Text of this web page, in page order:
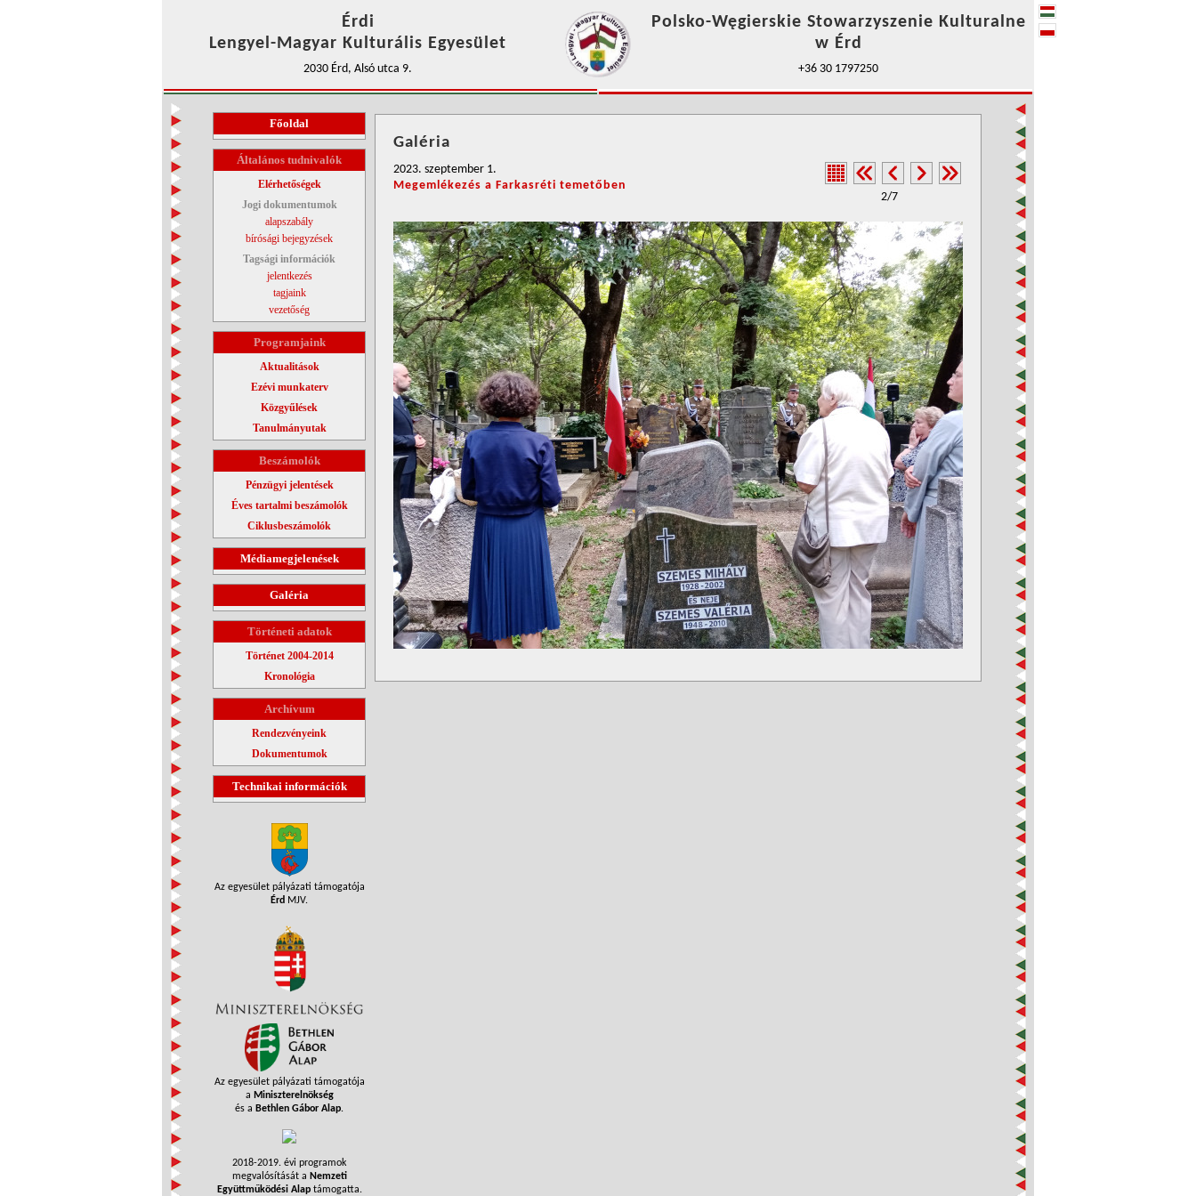
Érdi
Lengyel-Magyar Kulturális Egyesület
2030 Érd, Alsó utca 9.
Polsko-Węgierskie Stowarzyszenie Kulturalne
w Érd
+36 30 1797250
Főoldal
Általános tudnivalók
Elérhetőségek
Jogi dokumentumok
alapszabály
bírósági bejegyzések
Tagsági információk
jelentkezés
tagjaink
vezetőség
Programjaink
Aktualitások
Ezévi munkaterv
Közgyűlések
Tanulmányutak
Beszámolók
Pénzügyi jelentések
Éves tartalmi beszámolók
Ciklusbeszámolók
Médiamegjelenések
Galéria
Történeti adatok
Történet 2004-2014
Kronológia
Archívum
Rendezvényeink
Dokumentumok
Technikai információk
Az egyesület pályázati támogatója
Érd MJV.
Az egyesület pályázati támogatója
a Miniszterelnökség
és a Bethlen Gábor Alap.
2018-2019. évi programok
megvalósítását a Nemzeti
Együttműködési Alaptámogatta.
Galéria
2023. szeptember 1.
Megemlékezés a Farkasréti temetőben
2/7